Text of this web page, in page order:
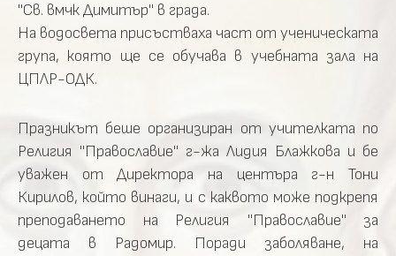
"Св. вмчк Димитър" в града.
На водосвета присъстваха част от ученическата
група, която ще се обучава в учебната зала на
ЦПЛР-ОДК.
Празникът беше организиран от учителката по
Религия "Православие" г-жа Лидия Блажкова и бе
уважен от Директора на центъра г-н Тони
Кирилов, който винаги, и с каквото може подкрепя
преподаването на Религия "Православие" за
децата в Радомир. Поради заболяване, на